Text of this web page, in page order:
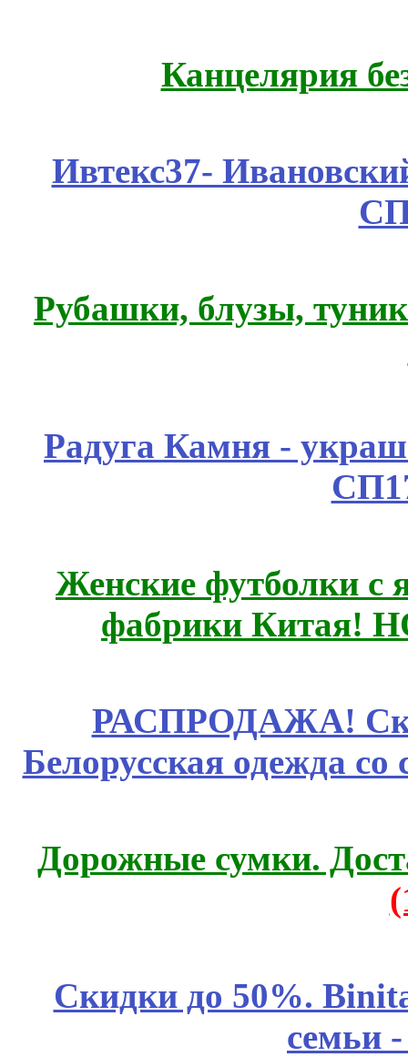
Канцелярия
Ивтекс37-
Рубашки, блузы,
Радуга Камня -
Женские футболки с
фабрики Китая!
РАСПРОДАЖА!
Белорусская одежда
Дорожные сумки.
Скидки до 50%.
семьи